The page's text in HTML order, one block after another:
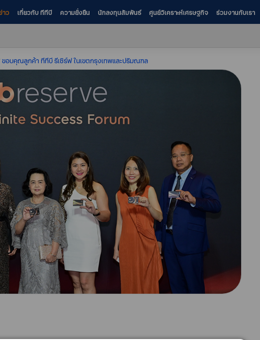
าว เกี่ยวกับ ทีทีบี ความยั่งยืน นักลงทุนสัมพันธ์ ศูนย์วิเคราะห์เศรษฐกิจ ร่วมงานกับเรา
ขอบคุณลูกค้า ทีทีบี รีเซิร์ฟ ในเขตกรุงเทพและปริมณฑล